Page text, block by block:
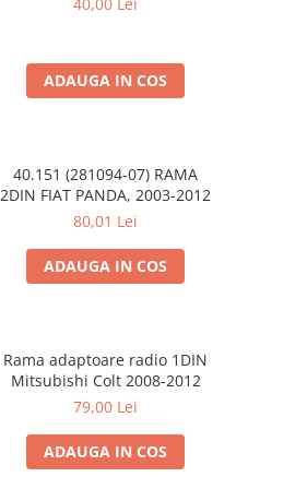
ADAUGA IN COS
40.151 (281094-07) RAMA
2DIN FIAT PANDA, 2003-2012
80,01 Lei
ADAUGA IN COS
Rama adaptoare radio 1DIN
Mitsubishi Colt 2008-2012
79,00 Lei
ADAUGA IN COS